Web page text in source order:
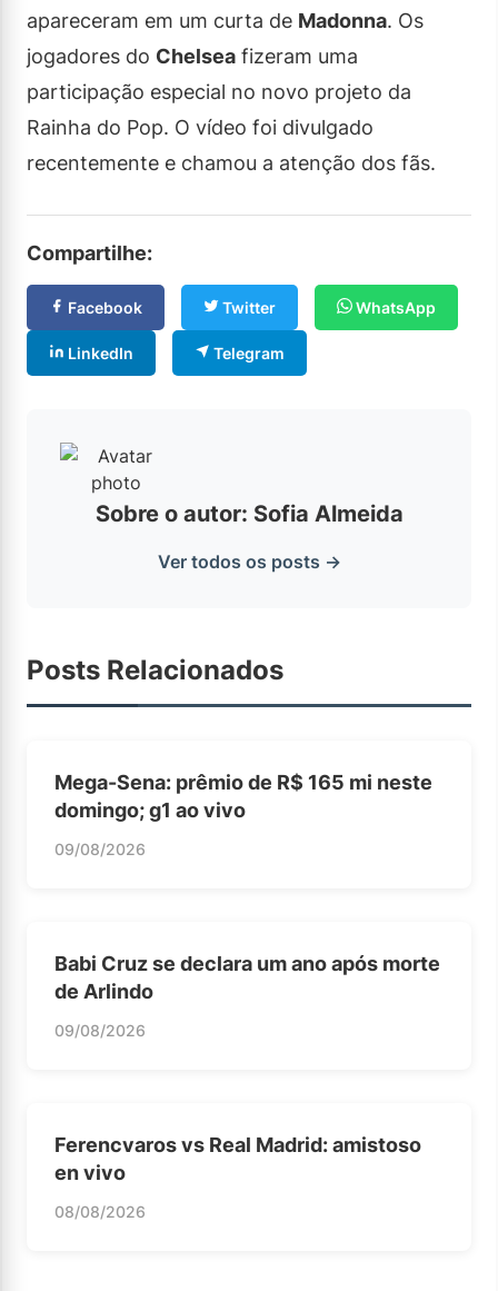
apareceram em um curta de Madonna. Os
jogadores do Chelsea fizeram uma
participação especial no novo projeto da
Rainha do Pop. O vídeo foi divulgado
recentemente e chamou a atenção dos fãs.
Compartilhe:
Facebook Twitter WhatsApp
LinkedIn Telegram
Sobre o autor: Sofia Almeida
Ver todos os posts →
Posts Relacionados
Mega-Sena: prêmio de R$ 165 mi neste
domingo; g1 ao vivo
09/08/2026
Babi Cruz se declara um ano após morte
de Arlindo
09/08/2026
Ferencvaros vs Real Madrid: amistoso
en vivo
08/08/2026